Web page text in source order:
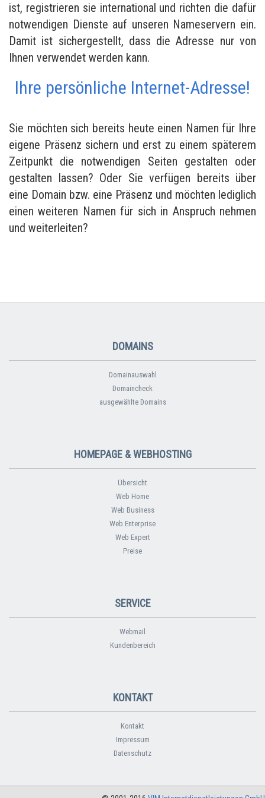
ist, registrieren sie international und richten die dafür
notwendigen Dienste auf unseren Nameservern ein.
Damit ist sichergestellt, dass die Adresse nur von
Ihnen verwendet werden kann.
Ihre persönliche Internet-Adresse!
Sie möchten sich bereits heute einen Namen für Ihre
eigene Präsenz sichern und erst zu einem späterem
Zeitpunkt die notwendigen Seiten gestalten oder
gestalten lassen? Oder Sie verfügen bereits über
eine Domain bzw. eine Präsenz und möchten lediglich
einen weiteren Namen für sich in Anspruch nehmen
und weiterleiten?
DOMAINS
Domainauswahl
Domaincheck
ausgewählte Domains
HOMEPAGE & WEBHOSTING
Übersicht
Web Home
Web Business
Web Enterprise
Web Expert
Preise
SERVICE
Webmail
Kundenbereich
KONTAKT
Kontakt
Impressum
Datenschutz